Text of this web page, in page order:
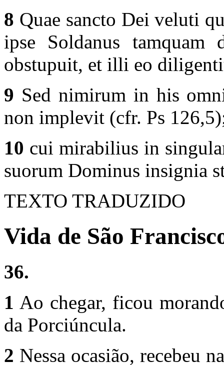
8 Quae sancto Dei veluti
ipse Soldanus
obstupuit, et illi eo
9 Sed nimirum in his
non implevit (cfr. Ps
10 cui mirabilius in
suorum Dominus insignia
TEXTO TRADUZIDO
Vida de São
36.
1 Ao chegar, ficou
da Porciúncula.
2 Nessa ocasião, recebeu